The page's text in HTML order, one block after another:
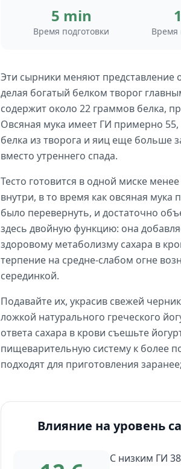
5 min
Время подготовки Время
Эти сырники меняют представление
делая богатый белком творог
содержит около 22 граммов белка,
Овсяная мука имеет ГИ примерно
белка из творога и яиц еще больше
вместо утреннего спада.
Тесто готовится в одной миске
внутри, в то время как овсяная
было перевернуть, и достаточно
здесь двойную функцию: она
здоровому метаболизму сахара в
терпение на средне-слабом огне
серединкой.
Подавайте их, украсив свежей
ложкой натурального греческого
ответа сахара в крови съешьте
пищеварительную систему к более
подходят для приготовления
Влияние на уровень
С низким ГИ